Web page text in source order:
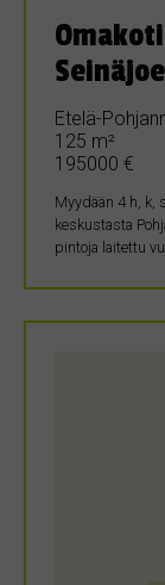
Etelä-
125 m²
195000 €
Myydään 4 h, k,
keskustasta
pintoja laitettu